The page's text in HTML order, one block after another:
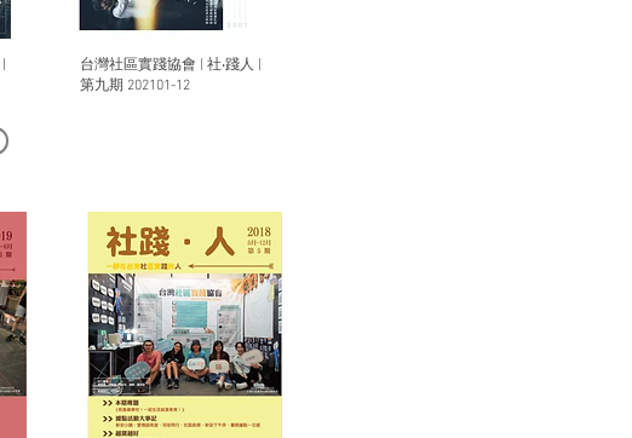
台灣社區實踐協會 | 社‧踐人 |
第九期 202101-12